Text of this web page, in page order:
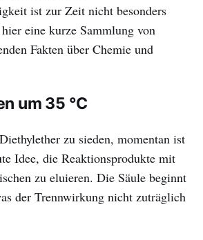
ist zur Zeit nicht besonders
eine kurze Sammlung von
Fakten über Chemie und
um 35 °C
zu sieden, momentan ist
Idee, die Reaktionsprodukte mit
zu eluieren. Die Säule beginnt
der Trennwirkung nicht zuträglich